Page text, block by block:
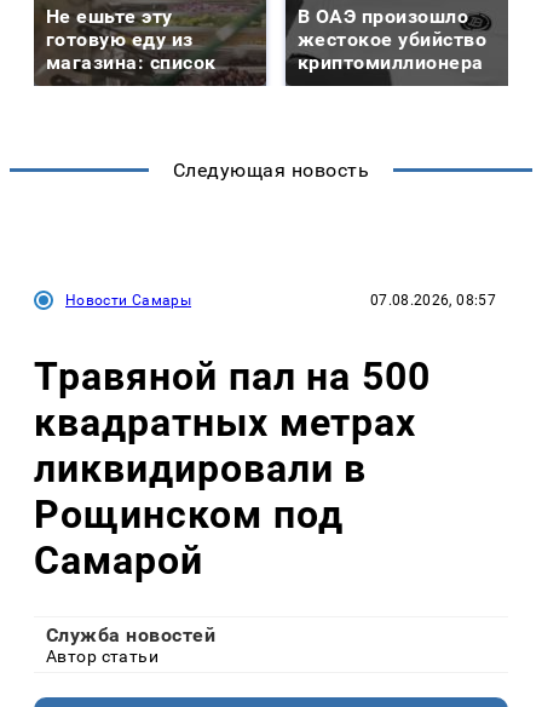
Не ешьте эту
готовую еду из
магазина: список
В ОАЭ произошло
жестокое убийство
криптомиллионера
Следующая новость
Новости Самары 07.08.2026, 08:57
Травяной пал на 500
квадратных метрах
ликвидировали в
Рощинском под
Самарой
Служба новостей
Автор статьи